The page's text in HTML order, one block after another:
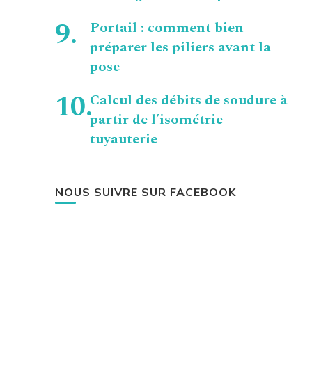
Portail : comment bien
préparer les piliers avant la
pose
Calcul des débits de soudure à
partir de l’isométrie
tuyauterie
NOUS SUIVRE SUR FACEBOOK